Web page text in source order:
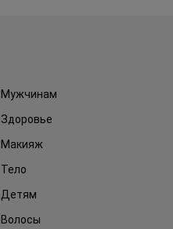
Мужчинам
Здоровье
Макияж
Тело
Детям
Волосы